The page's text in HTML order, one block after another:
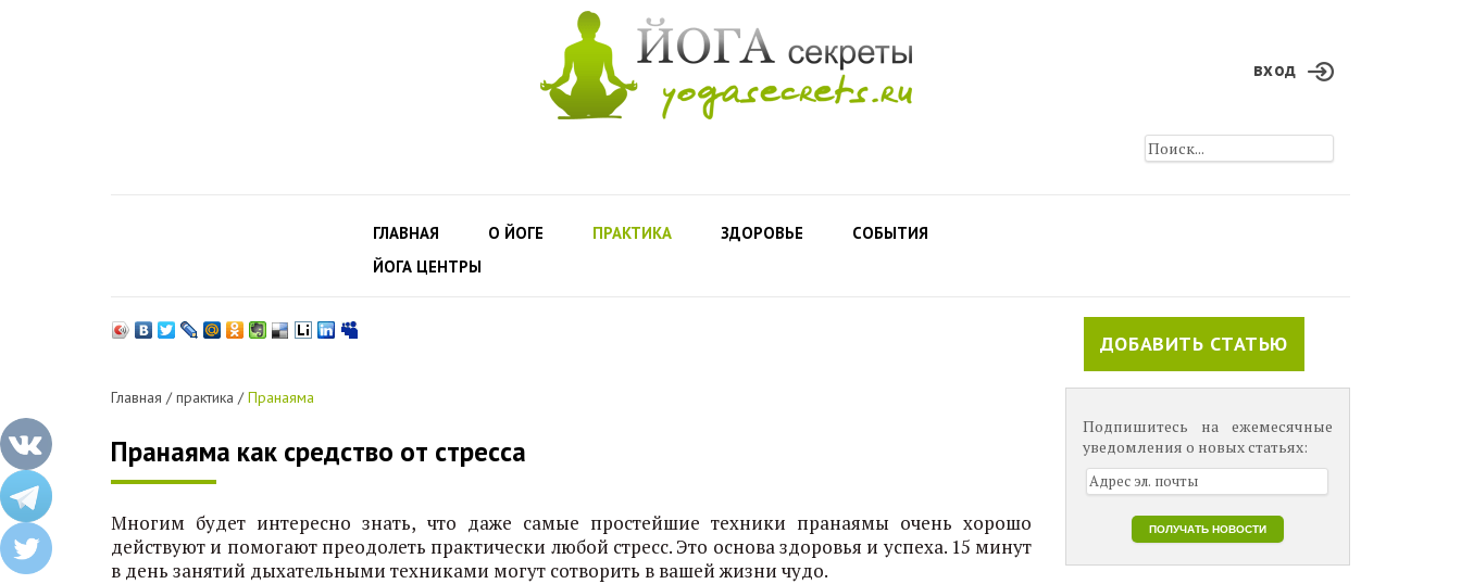
вход
ГЛАВНАЯ О ЙОГЕ ПРАКТИКА ЗДОРОВЬЕ
СОБЫТИЯ
ЙОГА ЦЕНТРЫ
ДОБАВИТЬ СТАТЬЮ
Главная /практика /Пранаяма
Пранаяма как средство от стресса
Многим будет интересно знать, что даже самые простейшие техники пранаямы очень хорошо
действуют и помогают преодолеть практически любой стресс. Это основа здоровья и успеха. 15 минут
в день занятий дыхательными техниками могут сотворить в вашей жизни чудо.
Подпишитесь на ежемесячные
уведомления о новых статьях: